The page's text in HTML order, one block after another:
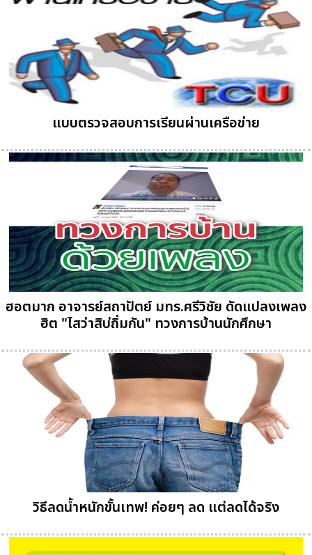
แบบตรวจสอบการเรียนผ่านเครือข่าย
ฮอตมาก อาจารย์สถาปัตย์ มทร.ศรีวิชัย ดัดแปลงเพลง
ฮิต "ไสว่าสิบ่ถิ่มกัน" ทวงการบ้านนักศึกษา
วิธีลดน้ำหนักขั้นเทพ! ค่อยๆ ลด แต่ลดได้จริง